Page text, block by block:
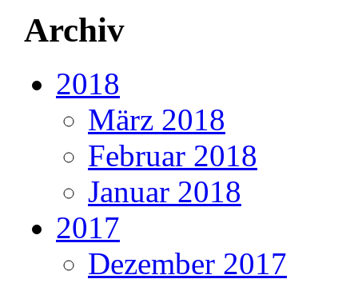
Archiv
2018
März 2018
Februar 2018
Januar 2018
2017
Dezember 2017